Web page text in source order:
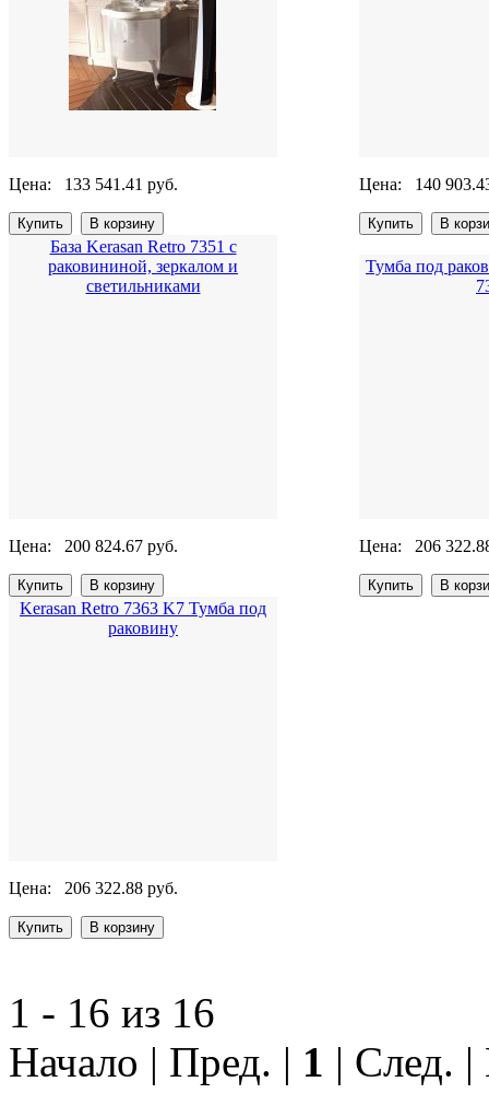
Цена: 133 541.41 руб. Цена: 140
База Kerasan Retro 7351 с
раковининой, зеркалом и
светильниками
Цена: 200 824.67 руб.
Тумба под
Цена: 206
Kerasan Retro 7363 K7 Тумба под
раковину
Цена: 206 322.88 руб.
1 - 16 из 16
Начало | Пред. | 1 | След.